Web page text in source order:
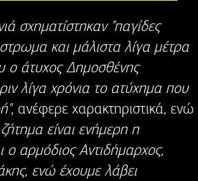
σχηματίστηκαν "παγίδες
και μάλιστα λίγα μέτρα
ο άτυχος Δημοσθένης
λίγα χρόνια το ατύχημα που
ανέφερε χαρακτηριστικά, ενώ
είναι ενήμερη η
ο αρμόδιος Αντιδήμαρχος,
ενώ έχουμε λάβει